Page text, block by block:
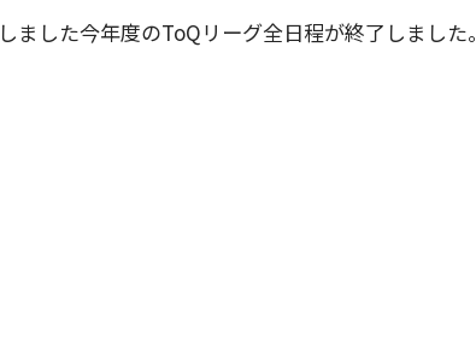
した今年度のToQリーグ全日程が終了しました。